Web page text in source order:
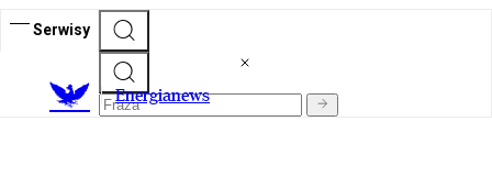
Serwisy
Energianews